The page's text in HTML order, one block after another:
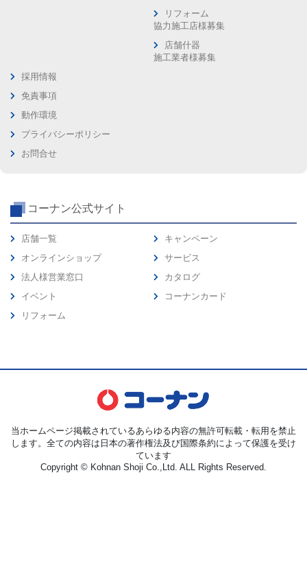
リフォーム
協力施工店様募集
店舗什器
施工業者様募集
採用情報
免責事項
動作環境
プライバシーポリシー
お問合せ
コーナン公式サイト
店舗一覧
オンラインショップ
法人様営業窓口
イベント
リフォーム
キャンペーン
サービス
カタログ
コーナンカード
当ホームページ掲載されているあらゆる内容の無許可転載・転用を禁止
します。全ての内容は日本の著作権法及び国際条約によって保護を受け
ています
Copyright © Kohnan Shoji Co.,Ltd. ALL Rights Reserved.